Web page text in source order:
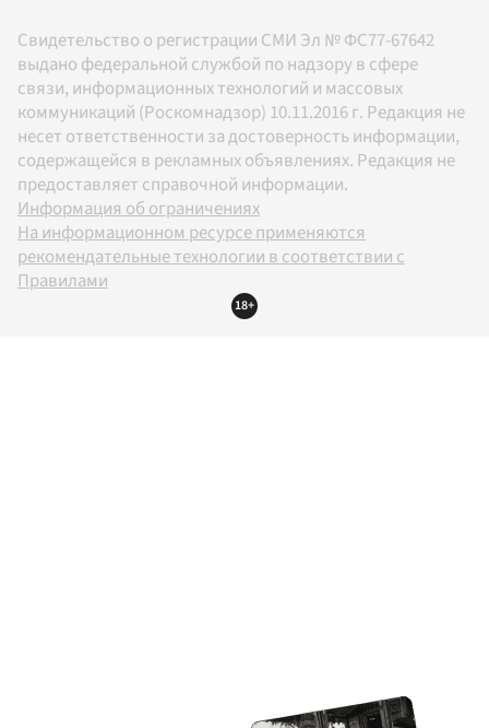
Свидетельство о регистрации СМИ Эл № ФС77-67642
выдано федеральной службой по надзору в сфере
связи, информационных технологий и массовых
коммуникаций (Роскомнадзор) 10.11.2016 г. Редакция не
несет ответственности за достоверность информации,
содержащейся в рекламных объявлениях. Редакция не
предоставляет справочной информации.
Информация об ограничениях
На информационном ресурсе применяются
рекомендательные технологии в соответствии с
Правилами
18+